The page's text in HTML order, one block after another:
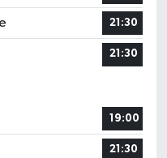
21:30
21:30
19:00
21:30